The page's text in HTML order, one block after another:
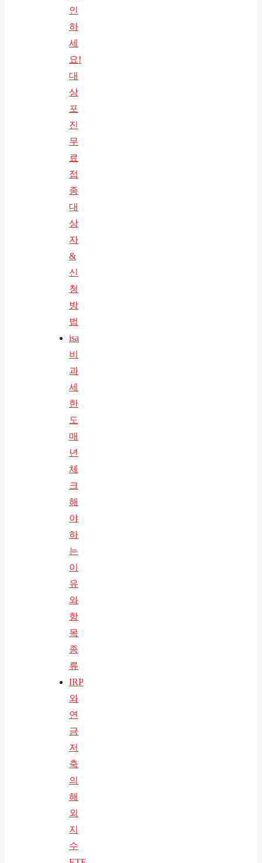
인
하
세
요!
대
상
포
진
무
료
접
종
대
상
자
&
신
청
방
법
isa
비
과
세
한
도
매
년
체
크
해
야
하
는
이
유
와
항
목
종
류
IRP
와
연
금
저
축
의
해
외
지
수